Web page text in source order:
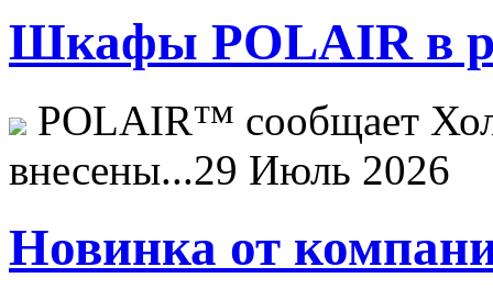
Шкафы POLAIR в
POLAIR™ сообщает
внесены...29 Июль 2026
Новинка от